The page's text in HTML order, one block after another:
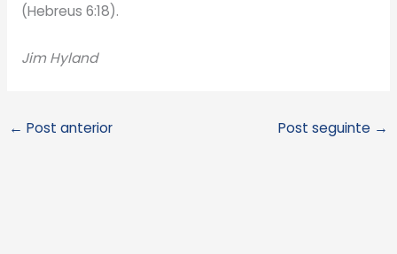
(Hebreus 6:18).
Jim Hyland
← Post anterior Post seguinte →